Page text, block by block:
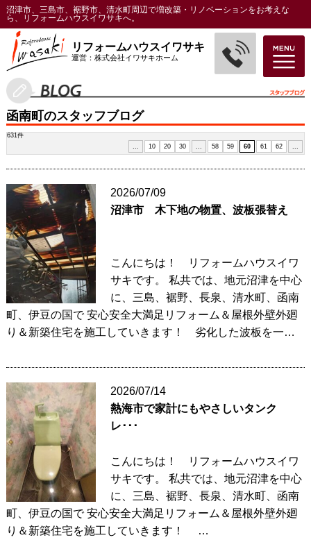
沼津市、三島市、裾野市、清水町周辺で増改築・リノベーションをお考えな
ら、リフォームハウスイワサキへ。
リフォームハウスイワサキ
運営：株式会社イワサキホーム
函南町のスタッフブログ
631件
10 20 30 58 59 60 61 62
2026/07/09
沼津市 木下地の物置、波板張替え
こんにちは！ リフォームハウスイワ
サキです。 私共では、地元沼津を中心
に、三島、裾野、長泉、清水町、函南
町、伊豆の国で 安心安全大満足リフォーム＆屋根外壁外廻
り＆新築住宅を施工していきます！ 劣化した波板を一…
2026/07/14
熱海市で家計にもやさしいタンク
レ･･･
こんにちは！ リフォームハウスイワ
サキです。 私共では、地元沼津を中心
に、三島、裾野、長泉、清水町、函南
町、伊豆の国で 安心安全大満足リフォーム＆屋根外壁外廻
り＆新築住宅を施工していきます！ …